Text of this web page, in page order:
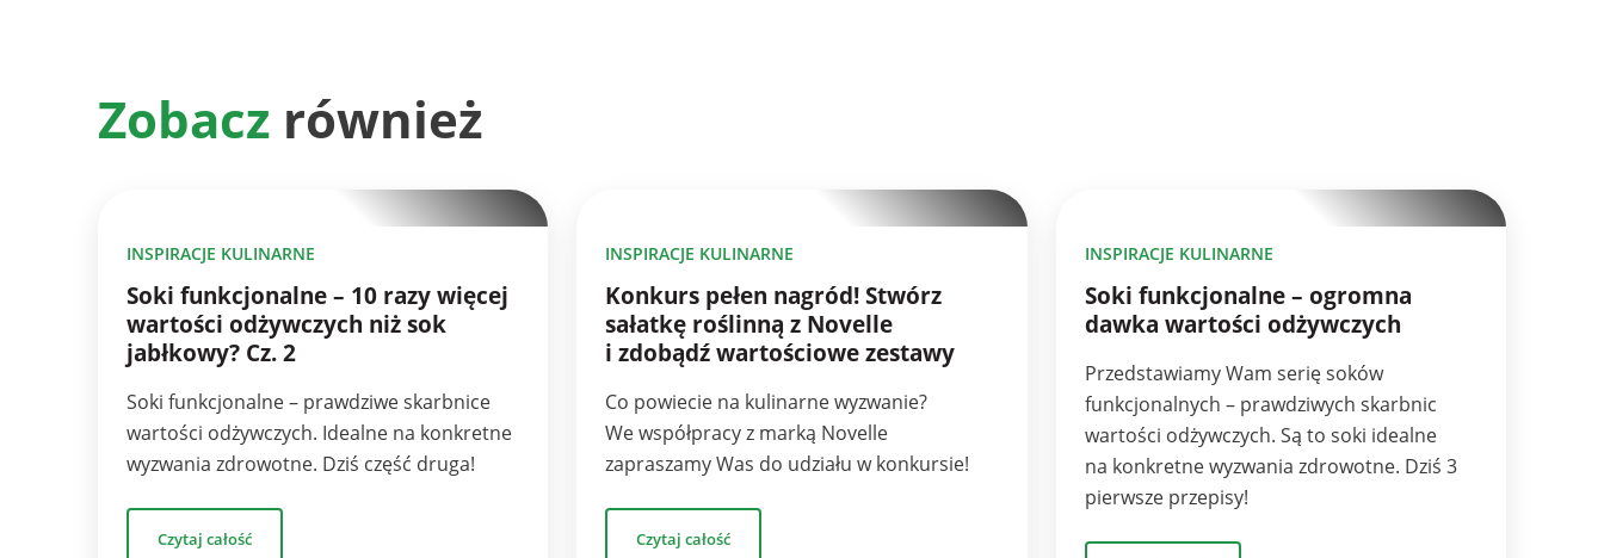
Zobacz również
INSPIRACJE KULINARNE
Soki funkcjonalne – 10 razy więcej
wartości odżywczych niż sok
jabłkowy? Cz. 2
Soki funkcjonalne – prawdziwe skarbnice
wartości odżywczych. Idealne na konkretne
wyzwania zdrowotne. Dziś część druga!
Czytaj całość
INSPIRACJE KULINARNE
Konkurs pełen nagród! Stwórz
sałatkę roślinną z Novelle
i zdobądź wartościowe zestawy
Co powiecie na kulinarne wyzwanie?
We współpracy z marką Novelle
zapraszamy Was do udziału w konkursie!
Czytaj całość
INSPIRACJE KULINARNE
Soki funkcjonalne – ogromna
dawka wartości odżywczych
Przedstawiamy Wam serię soków
funkcjonalnych – prawdziwych skarbnic
wartości odżywczych. Są to soki idealne
na konkretne wyzwania zdrowotne. Dziś 3
pierwsze przepisy!